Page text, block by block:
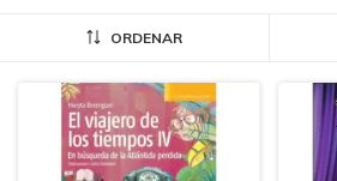
ORDENAR